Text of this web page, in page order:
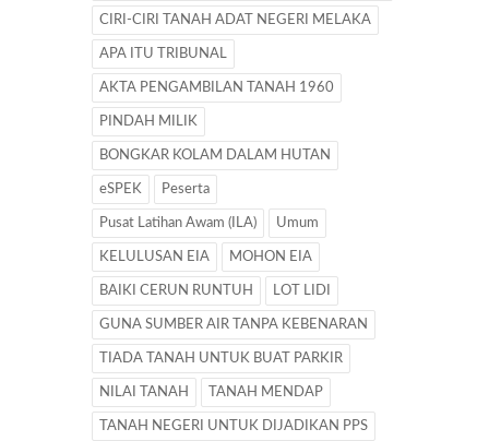
CIRI-CIRI TANAH ADAT NEGERI MELAKA
APA ITU TRIBUNAL
AKTA PENGAMBILAN TANAH 1960
PINDAH MILIK
BONGKAR KOLAM DALAM HUTAN
eSPEK Peserta
Pusat Latihan Awam (ILA) Umum
KELULUSAN EIA MOHON EIA
BAIKI CERUN RUNTUH LOT LIDI
GUNA SUMBER AIR TANPA KEBENARAN
TIADA TANAH UNTUK BUAT PARKIR
NILAI TANAH TANAH MENDAP
TANAH NEGERI UNTUK DIJADIKAN PPS